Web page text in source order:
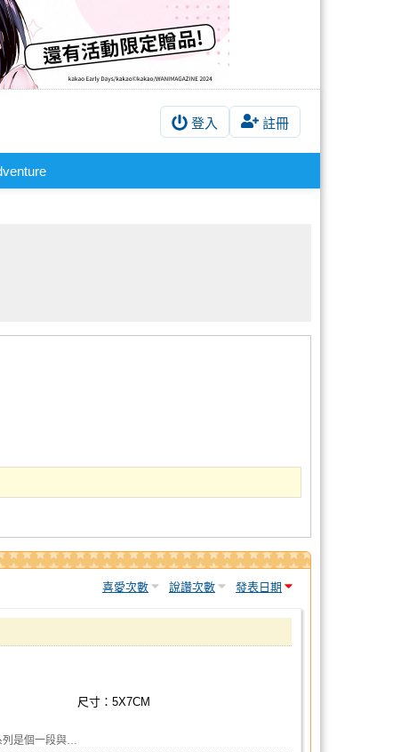
登入 註冊
喜愛次數 說讚次數 發表日期
尺寸：5X7CM
列是個一段與…